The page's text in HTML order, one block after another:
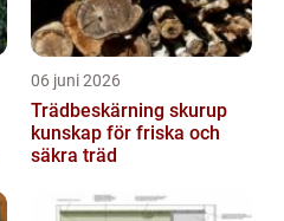
06 juni 2026
Trädbeskärning skurup
kunskap för friska och
säkra träd